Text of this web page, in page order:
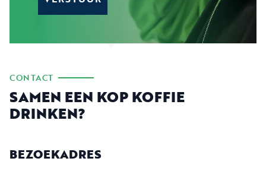
CONTACT
SAMEN EEN KOP KOFFIE
DRINKEN?
BEZOEKADRES